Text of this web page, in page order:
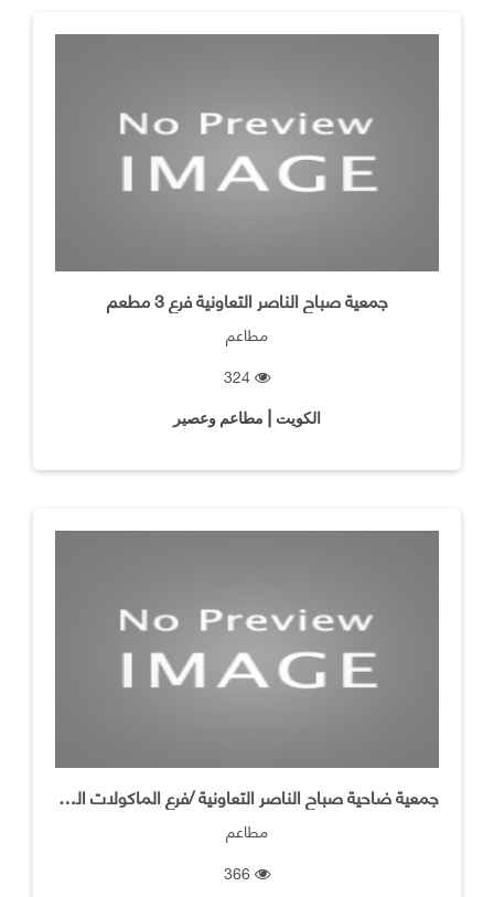
جمعية صباح الناصر التعاونية فرع 3 مطعم
مطاعم
الكويت | مطاعم وعصير
جمعية ضاحية صباح الناصر التعاونية /فرع الماكولات الخفيفه
مطاعم